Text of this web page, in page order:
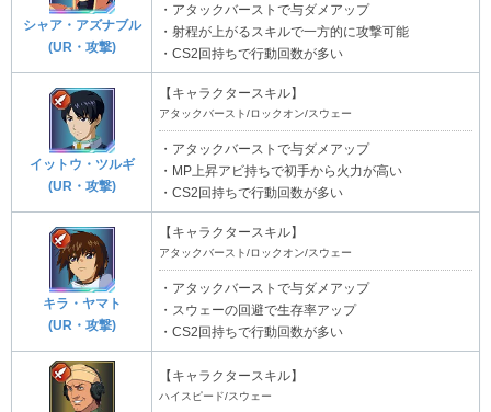
シャア・アズナブル
(UR・攻撃)
・アタックバーストで与ダメアップ
・射程が上がるスキルで一方的に攻撃可能
・CS2回持ちで行動回数が多い
イットウ・ツルギ
(UR・攻撃)
【キャラクタースキル】
アタックバースト/ロックオン/スウェー
・アタックバーストで与ダメアップ
・MP上昇アビ持ちで初手から火力が高い
・CS2回持ちで行動回数が多い
キラ・ヤマト
(UR・攻撃)
【キャラクタースキル】
アタックバースト/ロックオン/スウェー
・アタックバーストで与ダメアップ
・スウェーの回避で生存率アップ
・CS2回持ちで行動回数が多い
【キャラクタースキル】
ハイスピード/スウェー